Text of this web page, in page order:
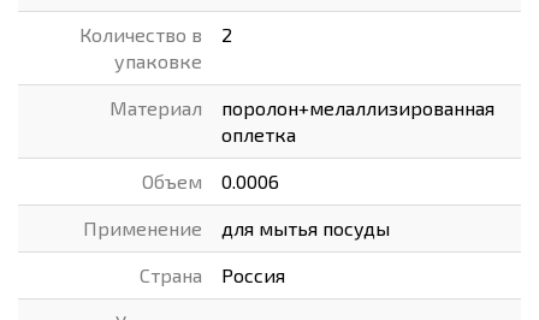
Количество в
упаковке
2
Материал
поролон+мелаллизированная
оплетка
Объем 0.0006
Применение для мытья посуды
Страна Россия